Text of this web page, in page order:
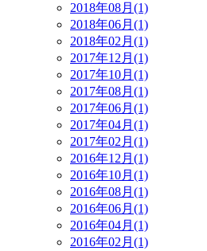
2018年08月(1)
2018年06月(1)
2018年02月(1)
2017年12月(1)
2017年10月(1)
2017年08月(1)
2017年06月(1)
2017年04月(1)
2017年02月(1)
2016年12月(1)
2016年10月(1)
2016年08月(1)
2016年06月(1)
2016年04月(1)
2016年02月(1)